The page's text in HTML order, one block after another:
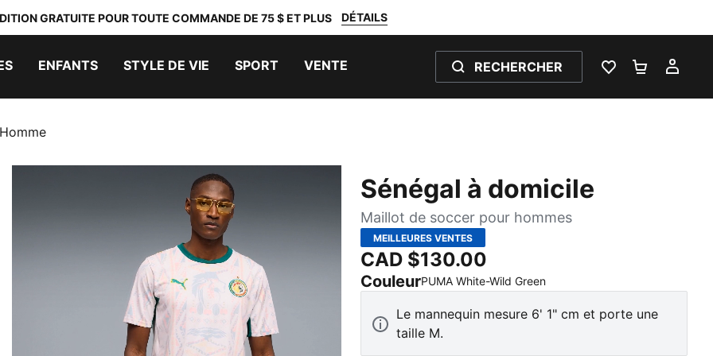
GRATUITE POUR TOUTE COMMANDE DE 75 $ ET PLUS DÉTAILS
ENFANTS STYLE DE VIE SPORT VENTE RECHERCHER
LISTE DEPANIER 0
Sénégal à domicile
Maillot de soccer pour hommes
MEILLEURES VENTES
CAD $130.00
CouleurPUMA White-Wild Green:
Le mannequin mesure 6' 1" cm et porte une
taille M.